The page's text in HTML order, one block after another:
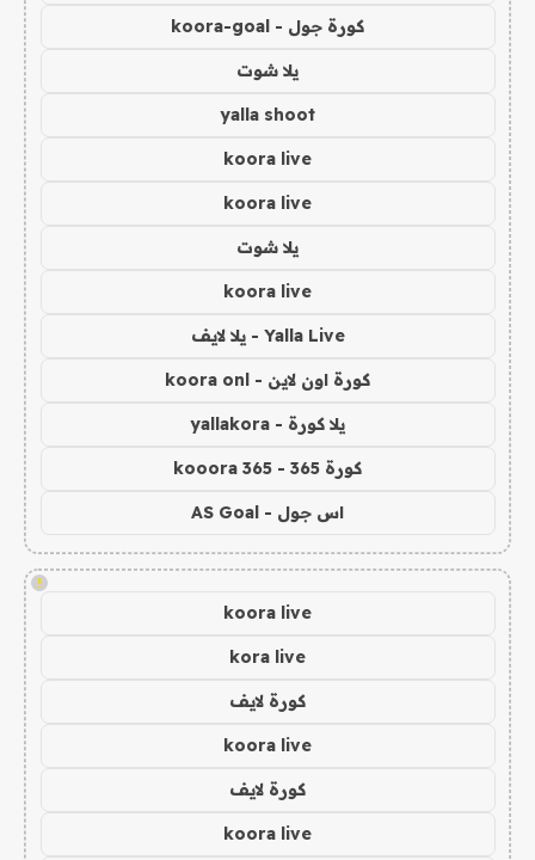
كورة جول - koora-goal
يلا شوت
yalla shoot
koora live
koora live
يلا شوت
koora live
Yalla Live - يلا لايف
كورة اون لاين - koora onl
يلا كورة - yallakora
كورة 365 - kooora 365
اس جول - AS Goal
!
koora live
kora live
كورة لايف
koora live
كورة لايف
koora live